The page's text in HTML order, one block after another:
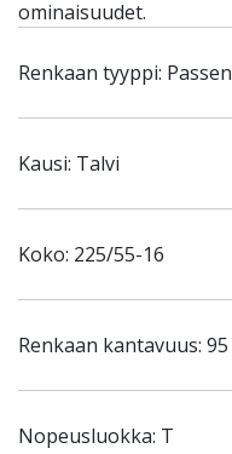
ominaisuudet.
Renkaan tyyppi:
Kausi: Talvi
Koko: 225/55-16
Renkaan kantavuus: 95
Nopeusluokka: T